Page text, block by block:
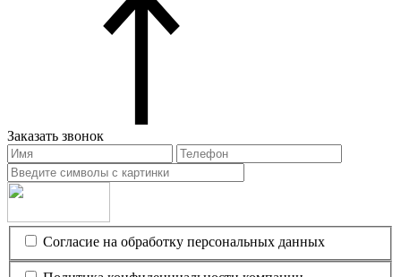
Заказать звонок
Согласие на обработку персональных данных